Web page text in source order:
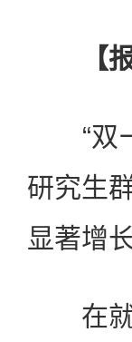
【
“双一
研究生
显著增长
在就